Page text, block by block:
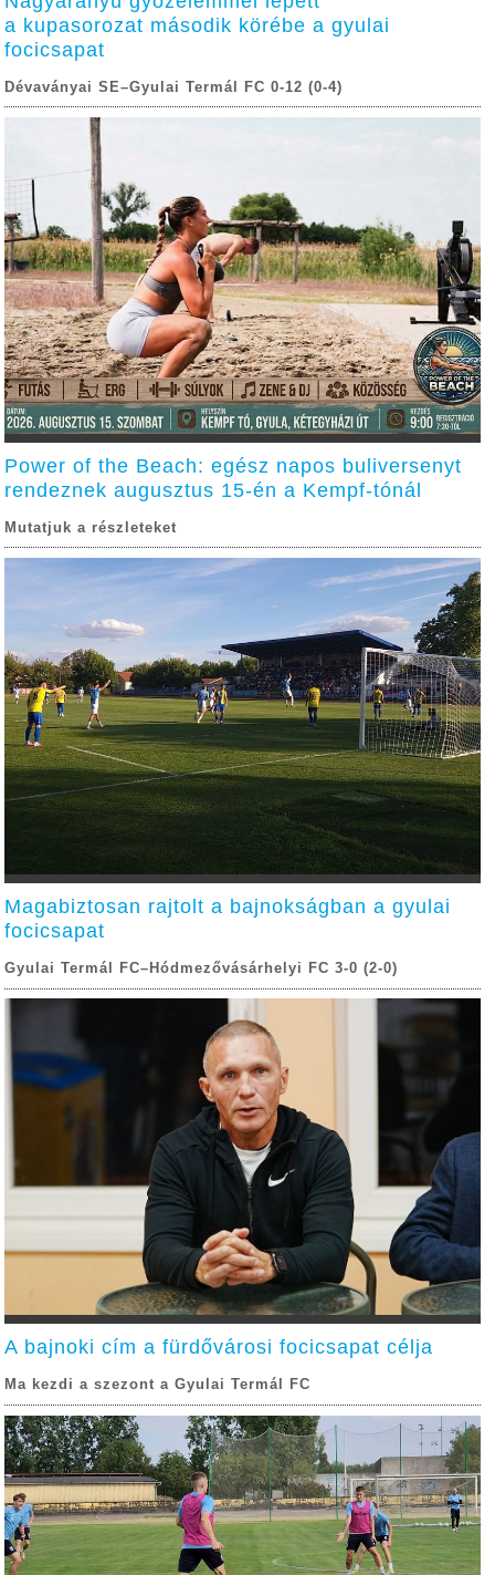
a kupasorozat második körébe a gyulai
focicsapat
Dévaványai SE–Gyulai Termál FC 0-12 (0-4)
Power of the Beach: egész napos buliversenyt
rendeznek augusztus 15-én a Kempf-tónál
Mutatjuk a részleteket
Magabiztosan rajtolt a bajnokságban a gyulai
focicsapat
Gyulai Termál FC–Hódmezővásárhelyi FC 3-0 (2-0)
A bajnoki cím a fürdővárosi focicsapat célja
Ma kezdi a szezont a Gyulai Termál FC